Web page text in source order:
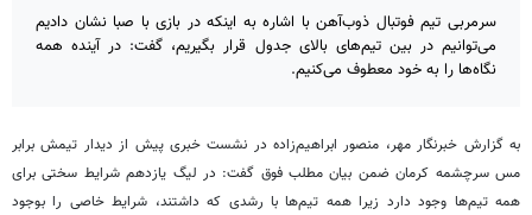
سرمربی تیم فوتبال ذوب‌آهن با اشاره به اینکه در بازی با صبا نشان دادیم
می‌توانیم در بین تیم‌های بالای جدول قرار بگیریم، گفت: در آینده همه
نگاه‌ها را به خود معطوف می‌کنیم.
به گزارش خبرنگار مهر، منصور ابراهیم‌زاده در نشست خبری پیش از دیدار تیمش برابر
مس سرچشمه کرمان ضمن بیان مطلب فوق گفت: در لیگ یازدهم شرایط سختی برای
همه تیم‌ها وجود دارد زیرا همه تیم‌ها با رشدی که داشتند، شرایط خاصی را بوجود